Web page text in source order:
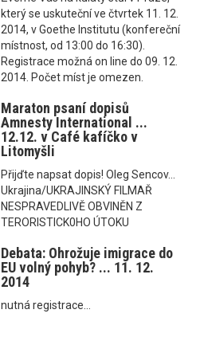
který se uskuteční ve čtvrtek 11. 12.
2014, v Goethe Institutu (konfereční
místnost, od 13:00 do 16:30).
Registrace možná on line do 09. 12.
2014. Počet míst je omezen.
Maraton psaní dopisů
Amnesty International ...
12.12. v Café kafíčko v
Litomyšli
Přijďte napsat dopis! Oleg Sencov...
Ukrajina/UKRAJINSKÝ FILMAŘ
NESPRAVEDLIVĚ OBVINĚN Z
TERORISTICK0HO ÚTOKU
Debata: Ohrožuje imigrace do
EU volný pohyb? ... 11. 12.
2014
nutná registrace...